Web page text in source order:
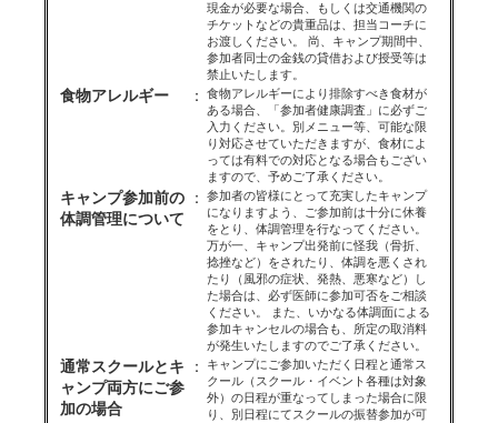
現金が必要な場合、もしくは交通機関の
チケットなどの貴重品は、担当コーチに
お渡しください。 尚、キャンプ期間中、
参加者同士の金銭の貸借および授受等は
禁止いたします。
食物アレルギー ：
食物アレルギーにより排除すべき食材が
ある場合、「参加者健康調査」に必ずご
入力ください。別メニュー等、可能な限
り対応させていただきますが、食材によ
っては有料での対応となる場合もござい
ますので、予めご了承ください。
キャンプ参加前の
体調管理について
：
参加者の皆様にとって充実したキャンプ
になりますよう、ご参加前は十分に休養
をとり、体調管理を行なってください。
万が一、キャンプ出発前に怪我（骨折、
捻挫など）をされたり、体調を悪くされ
たり（風邪の症状、発熱、悪寒など）し
た場合は、必ず医師に参加可否をご相談
ください。 また、いかなる体調面による
参加キャンセルの場合も、所定の取消料
が発生いたしますのでご了承ください。
通常スクールとキ
ャンプ両方にご参
加の場合
：
キャンプにご参加いただく日程と通常ス
クール（スクール・イベント各種は対象
外）の日程が重なってしまった場合に限
り、別日程にてスクールの振替参加が可